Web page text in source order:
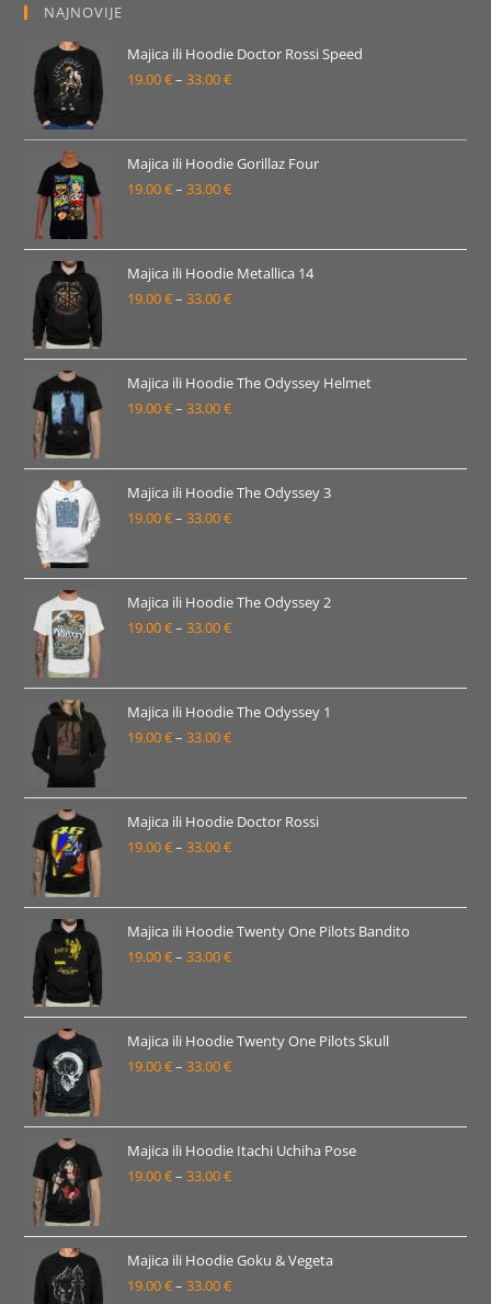
NAJNOVIJE
Majica ili Hoodie Doctor Rossi Speed
19.00€– 33.00€Raspon
19.00 €
do
Majica ili Hoodie Gorillaz Four
19.00€– 33.00€Raspon
19.00 €
do
Majica ili Hoodie Metallica 14
19.00€– 33.00€Raspon
19.00 €
do
Majica ili Hoodie The Odyssey Helmet
19.00€– 33.00€Raspon
19.00 €
do
Majica ili Hoodie The Odyssey 3
19.00€– 33.00€Raspon
19.00 €
do
Majica ili Hoodie The Odyssey 2
19.00€– 33.00€Raspon
19.00 €
do
Majica ili Hoodie The Odyssey 1
19.00€– 33.00€Raspon
19.00 €
do
Majica ili Hoodie Doctor Rossi
19.00€– 33.00€Raspon
19.00 €
do
Majica ili Hoodie Twenty One Pilots Bandito
19.00€– 33.00€Raspon
19.00 €
do
Majica ili Hoodie Twenty One Pilots Skull
19.00€– 33.00€Raspon
19.00 €
do
Majica ili Hoodie Itachi Uchiha Pose
19.00€– 33.00€Raspon
19.00 €
do
Majica ili Hoodie Goku & Vegeta
19.00€– 33.00€Raspon